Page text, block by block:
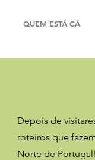
QUEM ESTÁ CÁ
Depois de
roteiros que
Norte de Portugal!